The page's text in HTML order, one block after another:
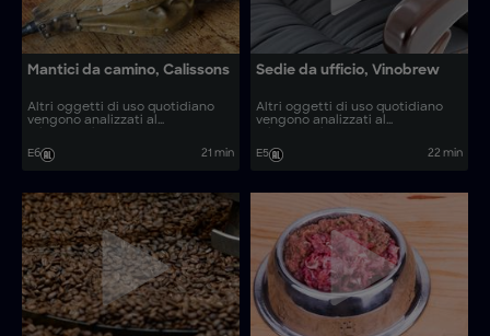
Mantici da camino, Calissons
Altri oggetti di uso quotidiano
vengono analizzati al
realizzati oggetti come calissons
e veicoli subacquei?
E6 21 min
Sedie da ufficio, Vinobrew
Altri oggetti di uso quotidiano
vengono analizzati al
realizzati oggetti come tamburi
levigatori rigenerati e litografie?
E5 22 min